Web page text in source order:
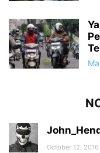
October 12,